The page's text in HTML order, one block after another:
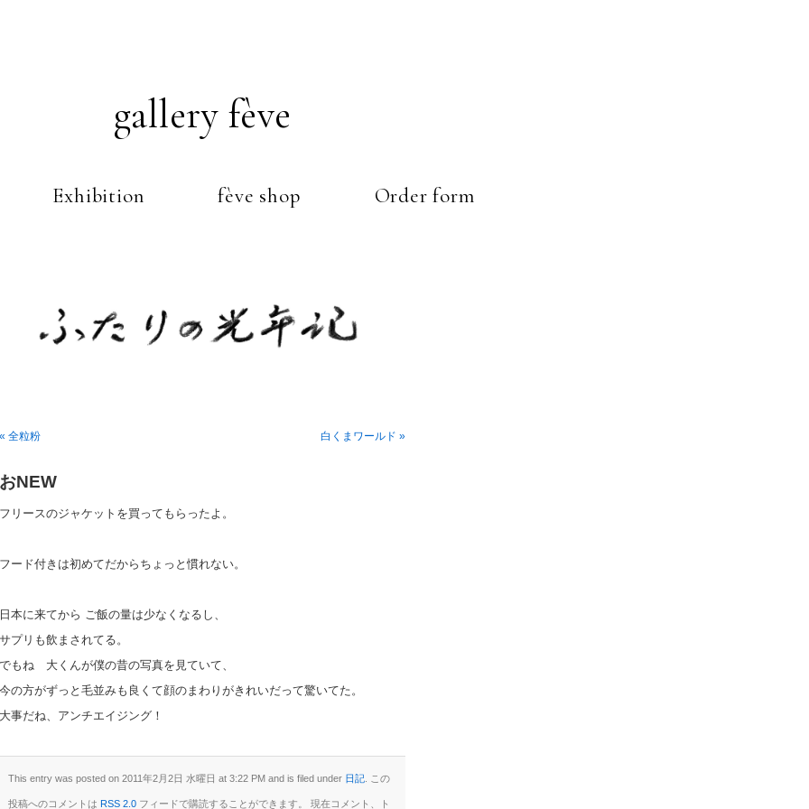
gallery fève
Exhibition fève shop Order form
« 全粒粉 白くまワールド »
おNEW
フリースのジャケットを買ってもらったよ。
フード付きは初めてだからちょっと慣れない。
日本に来てから ご飯の量は少なくなるし、
サプリも飲まされてる。
でもね 大くんが僕の昔の写真を見ていて、
今の方がずっと毛並みも良くて顔のまわりがきれいだって驚いてた。
大事だね、アンチエイジング！
This entry was posted on 2011年2月2日 水曜日 at 3:22 PM and is filed under 日記. この
投稿へのコメントは RSS 2.0フィードで購読することができます。 現在コメント、ト